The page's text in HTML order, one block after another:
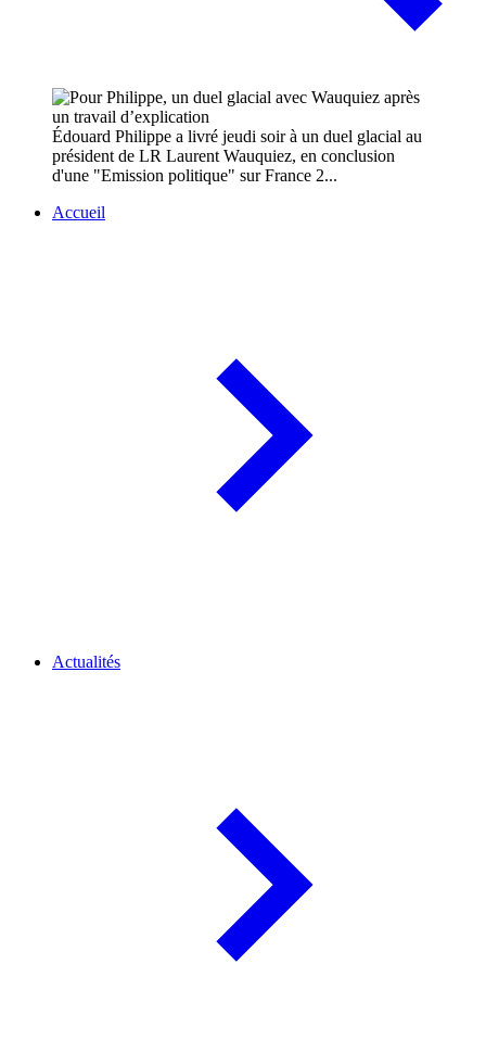
Édouard Philippe a livré jeudi soir à un duel glacial au
président de LR Laurent Wauquiez, en conclusion
d'une "Emission politique" sur France 2...
Accueil
Actualités